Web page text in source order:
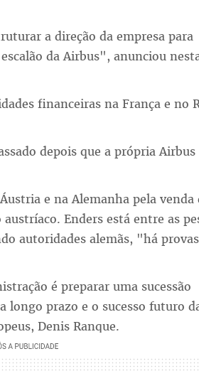
a direção da empresa para
da Airbus", anunciou
financeiras na França e no
depois que a própria Airbus
e na Alemanha pela venda
Enders está entre as
autoridades alemãs, "há provas
é preparar uma sucessão
longo prazo e o sucesso futuro
Denis Ranque.